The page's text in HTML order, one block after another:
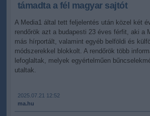
támadta a fél magyar sajtót
A Media1 által tett feljelentés után közel két
rendőrök azt a budapesti 23 éves férfit, aki a
más hírportált, valamint egyéb belföldi és
módszerekkel blokkolt. A rendőrök több
lefoglaltak, melyek egyértelműen
utaltak.
2025.07.21 12:52
ma.hu